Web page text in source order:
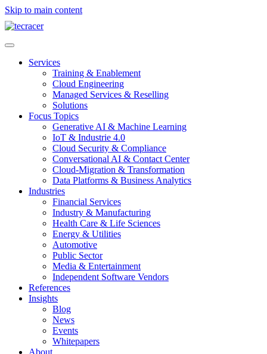
Skip to main content
Services
Training & Enablement
Cloud Engineering
Managed Services & Reselling
Solutions
Focus Topics
Generative AI & Machine Learning
IoT & Industrie 4.0
Cloud Security & Compliance
Conversational AI & Contact Center
Cloud-Migration & Transformation
Data Platforms & Business Analytics
Industries
Financial Services
Industry & Manufacturing
Health Care & Life Sciences
Energy & Utilities
Automotive
Public Sector
Media & Entertainment
Independent Software Vendors
References
Insights
Blog
News
Events
Whitepapers
About